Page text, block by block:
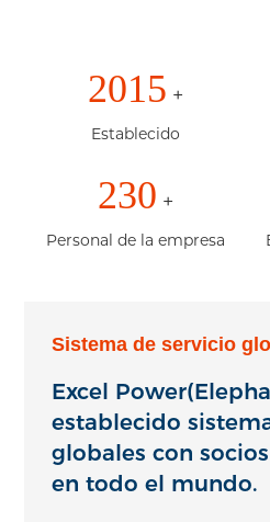
2015 +
Establecido
230 +
Personal de la empresa
Sistema de servicio
Excel
establecido
globales con
en todo el mundo.